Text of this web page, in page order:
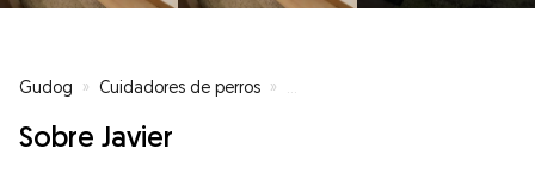
Gudog » Cuidadores de perros »
Sobre Javier